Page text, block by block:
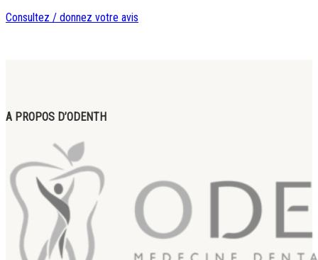
Consultez / donnez votre avis
A PROPOS D’ODENTH